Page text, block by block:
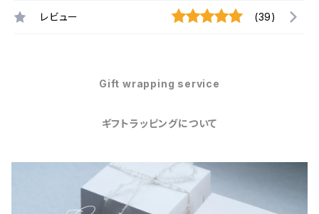
レビュー (39)
Gift wrapping service
ギフトラッピングについて